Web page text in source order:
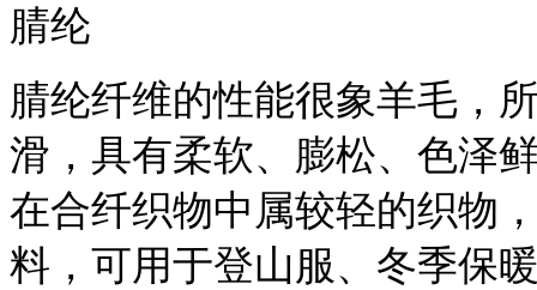
腈纶
腈纶纤维的性能很象羊毛，
滑，具有柔软、膨松、色泽
在合纤织物中属较轻的织物
料，可用于登山服、冬季保